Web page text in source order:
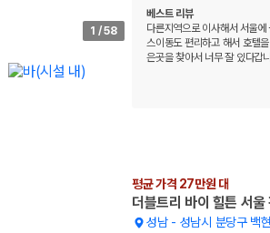
1 /58
베스트 리뷰
다른지역으로 이사해서 서울
스이동도 편리하고 해서 호텔
은곳을 찾아서 너무 잘 있다갑
평균 가격 27만원 대
더블트리 바이 힐튼 서울
성남- 성남시 분당구 백